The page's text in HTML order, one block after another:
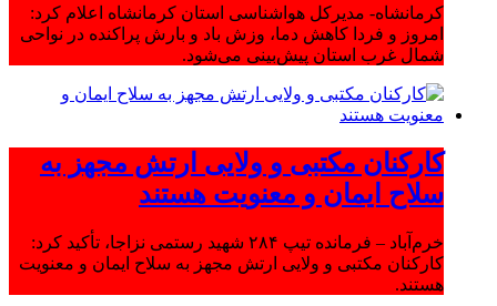
کرمانشاه- مدیرکل هواشناسی استان کرمانشاه اعلام کرد:
امروز و فردا کاهش دما، وزش باد و بارش پراکنده در نواحی
شمال غرب استان پیش‌بینی می‌شود.
کارکنان مکتبی و ولایی ارتش مجهز به
سلاح ایمان و معنویت هستند
خرم‌آباد – فرمانده تیپ ۲۸۴ شهید رستمی نزاجا، تأکید کرد:
کارکنان مکتبی و ولایی ارتش مجهز به سلاح ایمان و معنویت
هستند.